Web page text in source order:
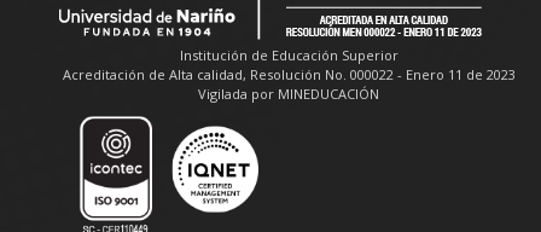
Institución de Educación Superior
Acreditación de Alta calidad, Resolución No. 000022 - Enero 11 de 2023
Vigilada por MINEDUCACIÓN